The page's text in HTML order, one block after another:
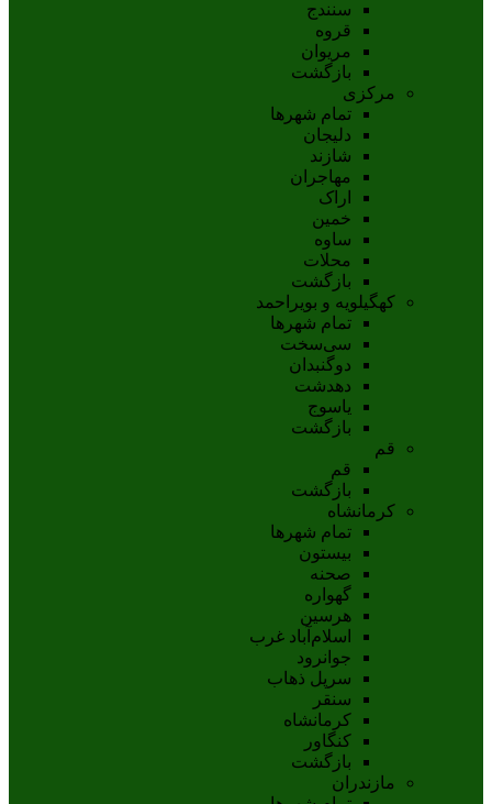
سنندج
قروه
مريوان
بازگشت
مرکزی
تمام شهر‌ها
دلیجان
شازند
مهاجران
اراک
خمين
ساوه
محلات
بازگشت
کهگیلویه و بویراحمد
تمام شهر‌ها
سی‌سخت
دوگنبدان
دهدشت
ياسوج
بازگشت
قم
قم
بازگشت
کرمانشاه
تمام شهر‌ها
بیستون
صحنه
گهواره
هرسین
اسلام‌‌آباد غرب
جوانرود
سرپل ذهاب
سنقر
کرمانشاه
کنگاور
بازگشت
مازندران